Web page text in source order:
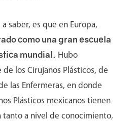
saber, es que en Europa,
como una gran escuela
mundial. Hubo
los Cirujanos Plásticos, de
las Enfermeras, en donde
Plásticos mexicanos tienen
tanto a nivel de conocimiento,